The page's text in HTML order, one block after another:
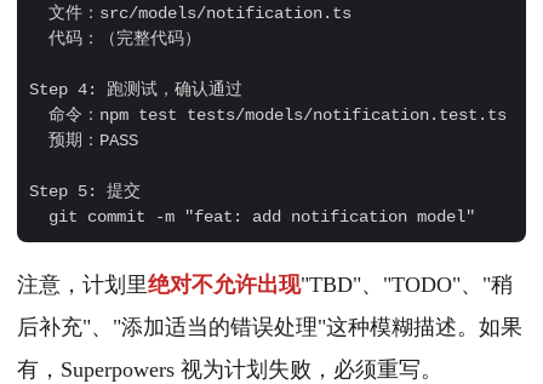
  文件：src/models/notification.ts
  代码：（完整代码）
Step 4: 跑测试，确认通过
  命令：npm test tests/models/notification.test.ts
  预期：PASS
Step 5: 提交
注意，计划里绝对不允许出现"TBD"、"TODO"、"稍
后补充"、"添加适当的错误处理"这种模糊描述。如果
有，Superpowers 视为计划失败，必须重写。